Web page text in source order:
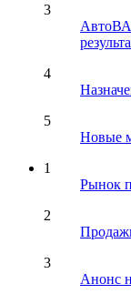
3
4
5
Новые
1
Рынок
2
3
Анонс